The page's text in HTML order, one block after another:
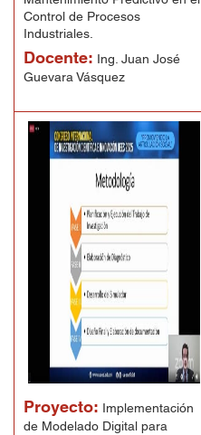
Control de Procesos
Industriales.
Docente: Ing. Juan José
Guevara Vásquez
Proyecto: Implementación
de Modelado Digital para